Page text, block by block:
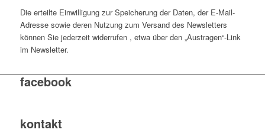
Die erteilte Einwilligung zur Speicherung der Daten, der E-Mail-
Adresse sowie deren Nutzung zum Versand des Newsletters
können Sie jederzeit widerrufen , etwa über den „Austragen“-Link
im Newsletter.
facebook
kontakt